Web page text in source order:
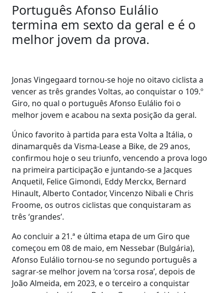
Português Afonso Eulálio
termina em sexto da geral e é o
melhor jovem da prova.
Jonas Vingegaard tornou-se hoje no oitavo ciclista a
vencer as três grandes Voltas, ao conquistar o 109.º
Giro, no qual o português Afonso Eulálio foi o
melhor jovem e acabou na sexta posição da geral.
Único favorito à partida para esta Volta a Itália, o
dinamarquês da Visma-Lease a Bike, de 29 anos,
confirmou hoje o seu triunfo, vencendo a prova logo
na primeira participação e juntando-se a Jacques
Anquetil, Felice Gimondi, Eddy Merckx, Bernard
Hinault, Alberto Contador, Vincenzo Nibali e Chris
Froome, os outros ciclistas que conquistaram as
três ‘grandes’.
Ao concluir a 21.ª e última etapa de um Giro que
começou em 08 de maio, em Nessebar (Bulgária),
Afonso Eulálio tornou-se no segundo português a
sagrar-se melhor jovem na ‘corsa rosa’, depois de
João Almeida, em 2023, e o terceiro a conquistar